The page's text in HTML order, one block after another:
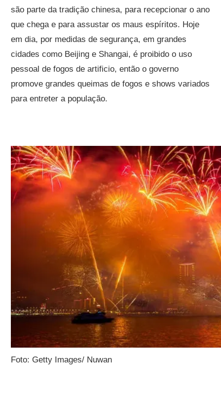
são parte da tradição chinesa, para recepcionar o ano
que chega e para assustar os maus espíritos. Hoje
em dia, por medidas de segurança, em grandes
cidades como Beijing e Shangai, é proibido o uso
pessoal de fogos de artificio, então o governo
promove grandes queimas de fogos e shows variados
para entreter a população.
Foto: Getty Images/ Nuwan